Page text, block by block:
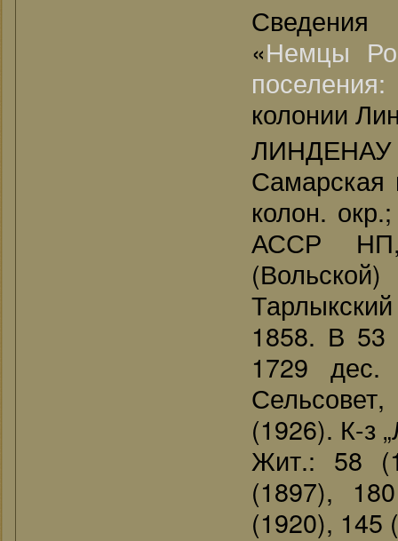
«Немцы
колонии
ЛИНДЕНАУ
Самарская
колон.
АССР НП,
1858. В 53
1729
(1926). К-з
Жит.: 58
(1897),
(1920), 145